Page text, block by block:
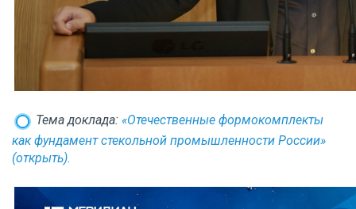
Тема доклада: «Отечественные формокомплекты
как фундамент стекольной промышленности России»
(открыть).